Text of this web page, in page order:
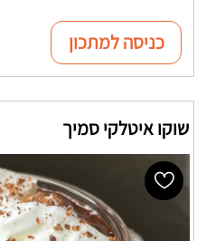
כניסה למתכון
שוקו איטלקי סמיך